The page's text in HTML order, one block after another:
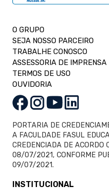
O GRUPO
SEJA NOSSO PARCEIRO
TRABALHE CONOSCO
ASSESSORIA DE IMPRENSA
TERMOS DE USO
OUVIDORIA
PORTARIA DE
A FACULDADE FASUL
CREDENCIADA DE
08/07/2021, CONFORME
09/07/2021.
INSTITUCIONAL